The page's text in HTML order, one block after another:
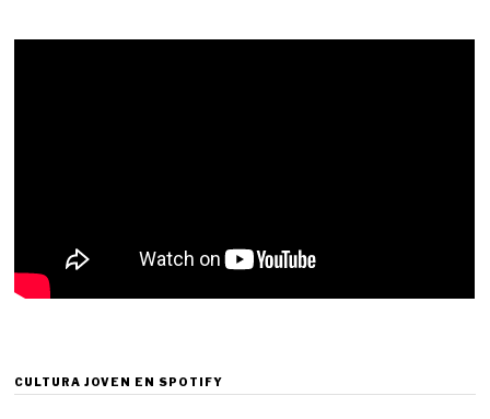
CULTURA JOVEN EN SPOTIFY